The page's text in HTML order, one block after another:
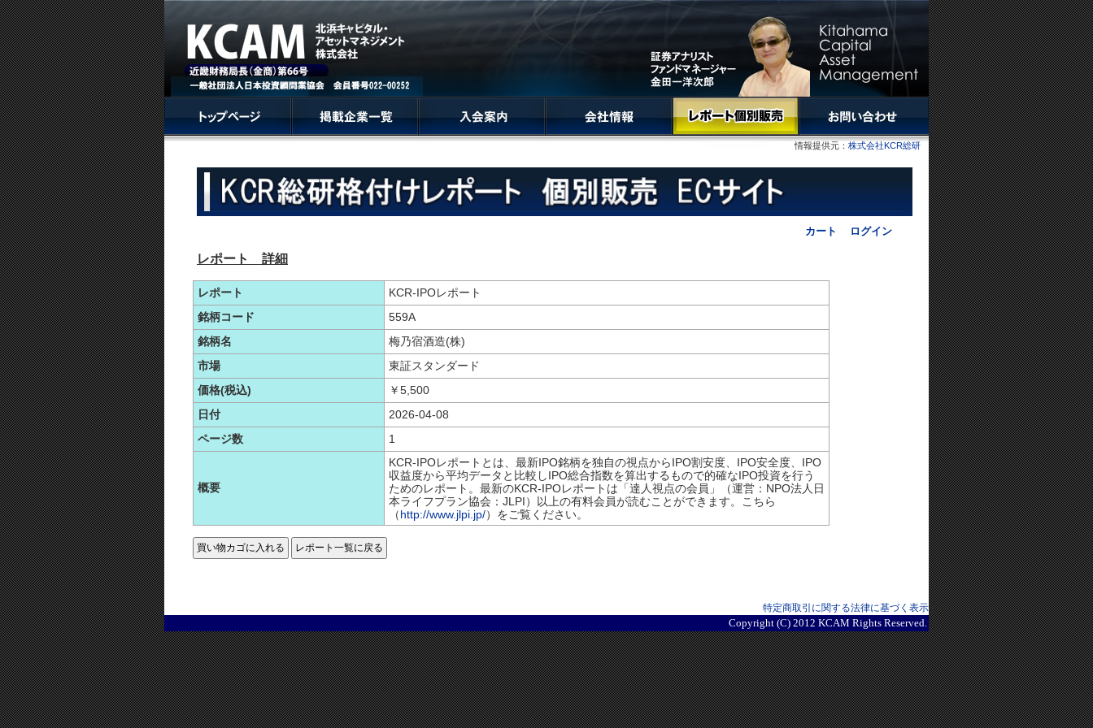
情報提供元： 株式会社KCR総研
カート ログイン
レポート 詳細
レポート
KCR-IPOレポート
銘柄コード
559A
銘柄名
梅乃宿酒造(株)
市場
東証スタンダード
価格(税込)
￥5,500
日付
2026-04-08
ページ数
1
概要
KCR-IPOレポートとは、最新IPO銘柄を独自の視点からIPO割安度、IPO安全度、IPO
収益度から平均データと比較しIPO総合指数を算出するもので的確なIPO投資を行う
ためのレポート。最新のKCR-IPOレポートは「達人視点の会員」（運営：NPO法人日
本ライフプラン協会：JLPI）以上の有料会員が読むことができます。こちら
（http://www.jlpi.jp/）をご覧ください。
特定商取引に関する法律に基づく表示
Copyright (C) 2012 KCAM Rights Reserved.